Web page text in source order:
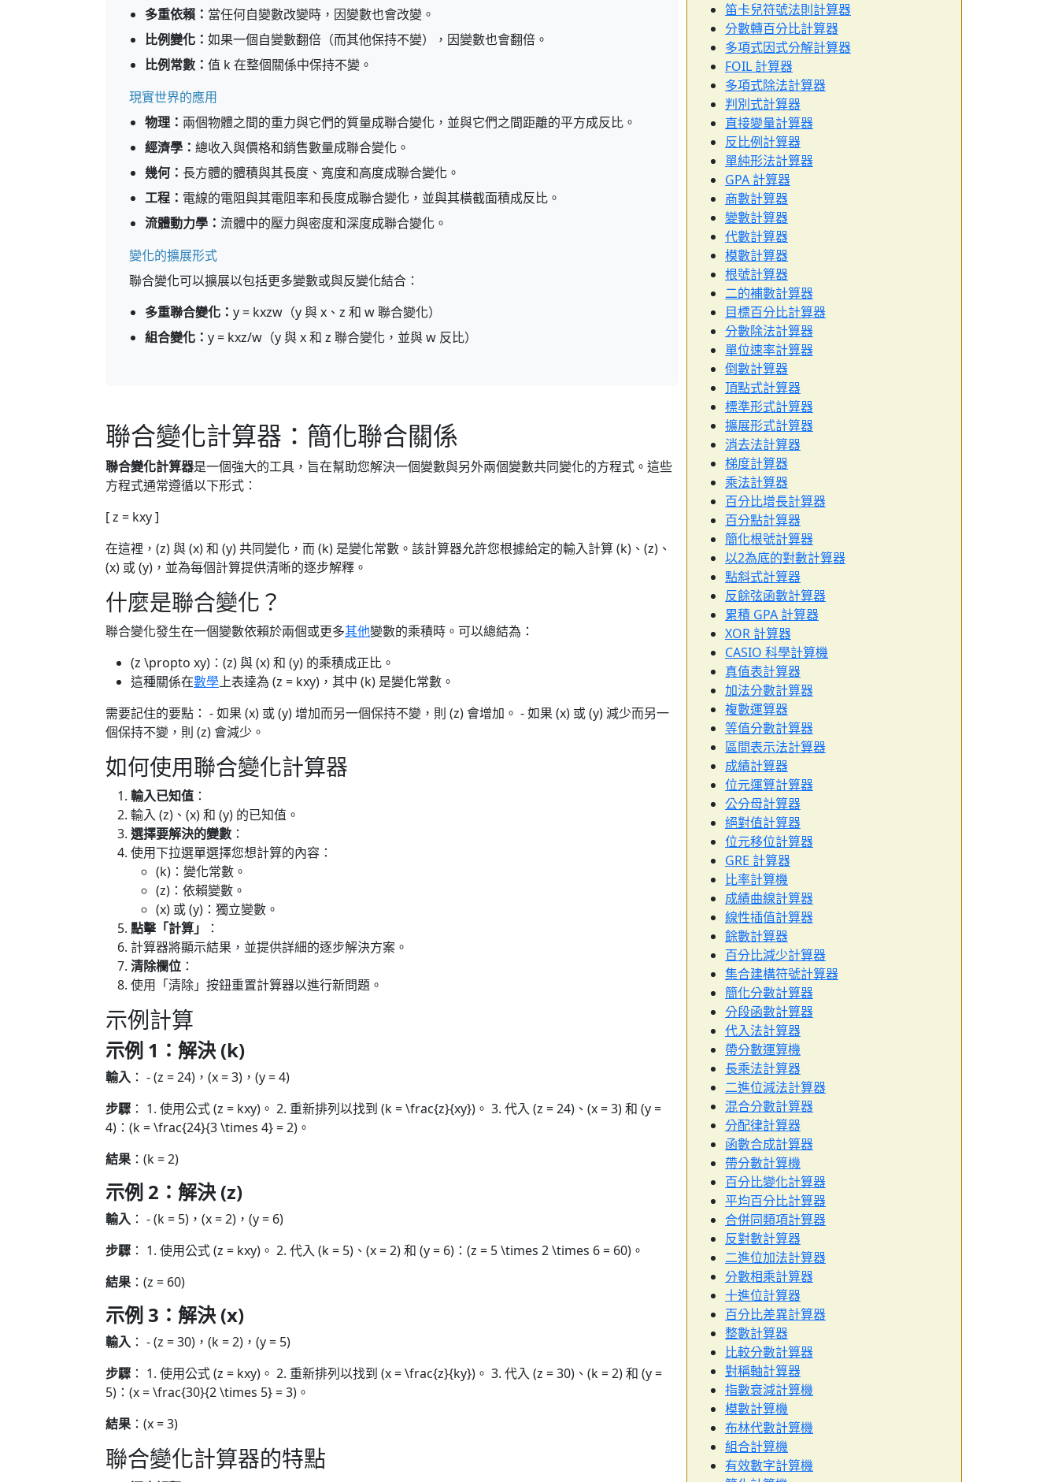
多重依賴： 當任何自變數改變時，因變數也會改變。
比例變化： 如果一個自變數翻倍（而其他保持不變），因變數也會翻倍。
比例常數： 值 k 在整個關係中保持不變。
現實世界的應用
物理： 兩個物體之間的重力與它們的質量成聯合變化，並與它們之間距離的平方成反比。
經濟學： 總收入與價格和銷售數量成聯合變化。
幾何： 長方體的體積與其長度、寬度和高度成聯合變化。
工程： 電線的電阻與其電阻率和長度成聯合變化，並與其橫截面積成反比。
流體動力學： 流體中的壓力與密度和深度成聯合變化。
變化的擴展形式
聯合變化可以擴展以包括更多變數或與反變化結合：
多重聯合變化： y = kxzw（y 與 x、z 和 w 聯合變化）
組合變化： y = kxz/w（y 與 x 和 z 聯合變化，並與 w 反比）
聯合變化計算器：簡化聯合關係
聯合變化計算器是一個強大的工具，旨在幫助您解決一個變數與另外兩個變數共同變化的方程式。這些
方程式通常遵循以下形式：
[ z = kxy ]
在這裡，(z) 與 (x) 和 (y) 共同變化，而 (k) 是變化常數。該計算器允許您根據給定的輸入計算 (k)、(z)、
(x) 或 (y)，並為每個計算提供清晰的逐步解釋。
什麼是聯合變化？
聯合變化發生在一個變數依賴於兩個或更多其他變數的乘積時。可以總結為：
(z \propto xy)：(z) 與 (x) 和 (y) 的乘積成正比。
這種關係在數學上表達為 (z = kxy)，其中 (k) 是變化常數。
需要記住的要點： - 如果 (x) 或 (y) 增加而另一個保持不變，則 (z) 會增加。 - 如果 (x) 或 (y) 減少而另一
個保持不變，則 (z) 會減少。
如何使用聯合變化計算器
輸入已知值 ：
輸入 (z)、(x) 和 (y) 的已知值。
選擇要解決的變數 ：
使用下拉選單選擇您想計算的內容：
(k)：變化常數。
(z)：依賴變數。
(x) 或 (y)：獨立變數。
點擊「計算」
：
計算器將顯示結果，並提供詳細的逐步解決方案。
清除欄位 ：
使用「清除」按鈕重置計算器以進行新問題。
示例計算
示例 1：解決 (k)
輸入 ： - (z = 24)，(x = 3)，(y = 4)
步驟 ： 1. 使用公式 (z = kxy)。 2. 重新排列以找到 (k = \frac{z}{xy})。 3. 代入 (z = 24)、(x = 3) 和 (y =
4)：(k = \frac{24}{3 \times 4} = 2)。
結果 ：(k = 2)
示例 2：解決 (z)
輸入 ： - (k = 5)，(x = 2)，(y = 6)
步驟 ： 1. 使用公式 (z = kxy)。 2. 代入 (k = 5)、(x = 2) 和 (y = 6)：(z = 5 \times 2 \times 6 = 60)。
結果 ：(z = 60)
示例 3：解決 (x)
輸入 ： - (z = 30)，(k = 2)，(y = 5)
步驟 ： 1. 使用公式 (z = kxy)。 2. 重新排列以找到 (x = \frac{z}{ky})。 3. 代入 (z = 30)、(k = 2) 和 (y =
5)：(x = \frac{30}{2 \times 5} = 3)。
結果 ：(x = 3)
聯合變化計算器的特點
笛卡兒符號法則計算器
分數轉百分比計算器
多項式因式分解計算器
FOIL 計算器
多項式除法計算器
判別式計算器
直接變量計算器
反比例計算器
單純形法計算器
GPA 計算器
商數計算器
變數計算器
代數計算器
模數計算器
根號計算器
二的補數計算器
目標百分比計算器
分數除法計算器
單位速率計算器
倒數計算器
頂點式計算器
標準形式計算器
擴展形式計算器
消去法計算器
梯度計算器
乘法計算器
百分比增長計算器
百分點計算器
簡化根號計算器
以2為底的對數計算器
點斜式計算器
反餘弦函數計算器
累積 GPA 計算器
XOR 計算器
CASIO 科學計算機
真值表計算器
加法分數計算器
複數運算器
等值分數計算器
區間表示法計算器
成績計算器
位元運算計算器
公分母計算器
絕對值計算器
位元移位計算器
GRE 計算器
比率計算機
成績曲線計算器
線性插值計算器
餘數計算器
百分比減少計算器
集合建構符號計算器
簡化分數計算器
分段函數計算器
代入法計算器
帶分數運算機
長乘法計算器
二進位減法計算器
混合分數計算器
分配律計算器
函數合成計算器
帶分數計算機
百分比變化計算器
平均百分比計算器
合併同類項計算器
反對數計算器
二進位加法計算器
分數相乘計算器
十進位計算器
百分比差異計算器
整數計算器
比較分數計算器
對稱軸計算器
指數衰減計算機
模數計算機
布林代數計算機
組合計算機
有效數字計算機